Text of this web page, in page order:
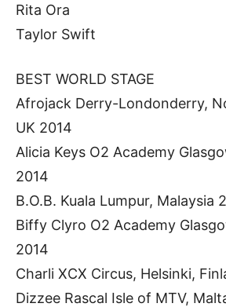
Rita Ora
Taylor Swift
BEST WORLD STAGE
Afrojack Derry-Londonderry,
UK 2014
Alicia Keys O2 Academy
2014
B.O.B. Kuala Lumpur, Malaysia
Biffy Clyro O2 Academy
2014
Charli XCX Circus, Helsinki,
Dizzee Rascal Isle of MTV,